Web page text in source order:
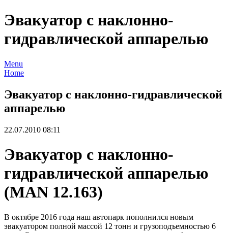
Эвакуатор с наклонно-
гидравлической аппарелью
Menu
Home
Эвакуатор с наклонно-гидравлической
аппарелью
22.07.2010 08:11
Эвакуатор с наклонно-
гидравлической аппарелью
(MAN 12.163)
В октябре 2016 года наш автопарк пополнился новым
эвакуатором полной массой 12 тонн и грузоподъемностью 6